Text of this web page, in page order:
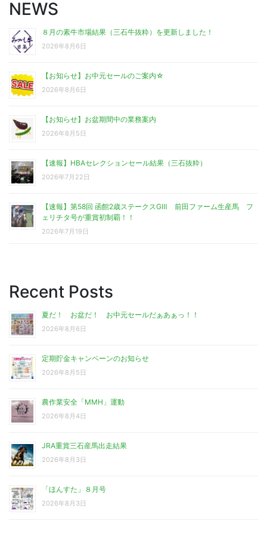
NEWS
８月の素牛市場結果（三石牛抜粋）を更新しました！
2026年8月6日
【お知らせ】お中元セールのご案内☆
2026年8月6日
【お知らせ】お盆期間中の業務案内
2026年8月5日
【速報】HBAセレクションセール結果（三石抜粋）
2026年7月22日
【速報】第58回 函館2歳ステークスGⅢ 前田ファーム生産馬 フ
ェリチタ号が重賞初制覇！！
2026年7月19日
Recent Posts
夏だ！ お盆だ！ お中元セールだぁあぁっ！！
2026年8月6日
定期貯金キャンペーンのお知らせ
2026年8月5日
農作業安全「MMH」運動
2026年8月4日
JRA重賞三石産馬出走結果
2026年8月3日
「ほんすた」８月号
2026年8月3日